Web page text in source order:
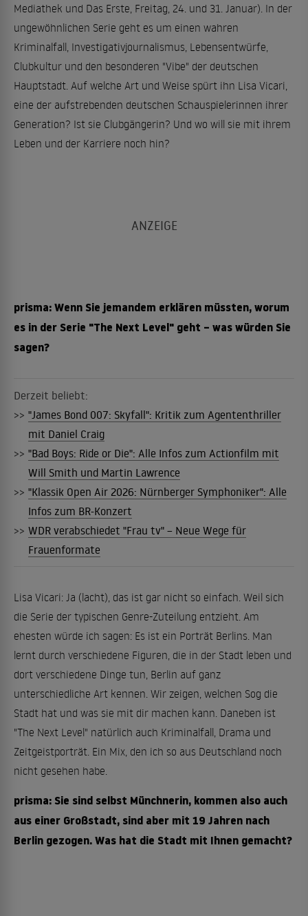
Mediathek und Das Erste, Freitag, 24. und 31. Januar). In der
ungewöhnlichen Serie geht es um einen wahren
Kriminalfall, Investigativjournalismus, Lebensentwürfe,
Clubkultur und den besonderen "Vibe" der deutschen
Hauptstadt. Auf welche Art und Weise spürt ihn Lisa Vicari,
eine der aufstrebenden deutschen Schauspielerinnen ihrer
Generation? Ist sie Clubgängerin? Und wo will sie mit ihrem
Leben und der Karriere noch hin?
prisma: Wenn Sie jemandem erklären müssten, worum
es in der Serie "The Next Level" geht – was würden Sie
sagen?
Derzeit beliebt:
>> "James Bond 007: Skyfall": Kritik zum Agententhriller
mit Daniel Craig
>> "Bad Boys: Ride or Die": Alle Infos zum Actionfilm mit
Will Smith und Martin Lawrence
>> "Klassik Open Air 2026: Nürnberger Symphoniker": Alle
Infos zum BR-Konzert
>> WDR verabschiedet "Frau tv" – Neue Wege für
Frauenformate
Lisa Vicari: Ja (lacht), das ist gar nicht so einfach. Weil sich
die Serie der typischen Genre-Zuteilung entzieht. Am
ehesten würde ich sagen: Es ist ein Porträt Berlins. Man
lernt durch verschiedene Figuren, die in der Stadt leben und
dort verschiedene Dinge tun, Berlin auf ganz
unterschiedliche Art kennen. Wir zeigen, welchen Sog die
Stadt hat und was sie mit dir machen kann. Daneben ist
"The Next Level" natürlich auch Kriminalfall, Drama und
Zeitgeistporträt. Ein Mix, den ich so aus Deutschland noch
nicht gesehen habe.
prisma: Sie sind selbst Münchnerin, kommen also auch
aus einer Großstadt, sind aber mit 19 Jahren nach
Berlin gezogen. Was hat die Stadt mit Ihnen gemacht?